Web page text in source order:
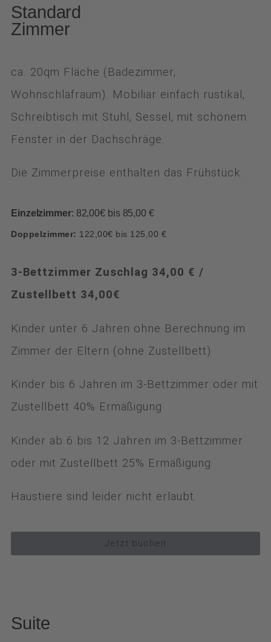
Standard
Zimmer
ca. 20qm Fläche (Badezimmer,
Wohnschlafraum). Mobiliar einfach rustikal,
Schreibtisch mit Stuhl, Sessel, mit schönem
Fenster in der Dachschräge.
Die Zimmerpreise enthalten das Frühstück.
Einzelzimmer: 82,00€ bis 85,00 €
Doppelzimmer: 122,00€ bis 125,00 €
3-Bettzimmer Zuschlag 34,00 € /
Zustellbett 34,00€
Kinder unter 6 Jahren ohne Berechnung im
Zimmer der Eltern (ohne Zustellbett)
Kinder bis 6 Jahren im 3-Bettzimmer oder mit
Zustellbett 40% Ermäßigung
Kinder ab 6 bis 12 Jahren im 3-Bettzimmer
oder mit Zustellbett 25% Ermäßigung
Haustiere sind leider nicht erlaubt.
Jetzt buchen
Suite